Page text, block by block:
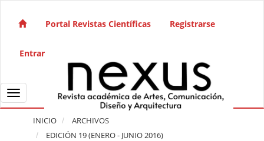
Navegación principal
Barra lateral
Portal Revistas Científicas Registrarse
Entrar
Toggle navigation
INICIO
ARCHIVOS
EDICIÓN 19 (ENERO - JUNIO 2016)